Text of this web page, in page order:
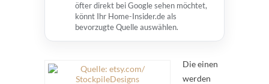
öfter direkt bei Google sehen möchtet,
könnt Ihr Home-Insider.de als
bevorzugte Quelle auswählen.
Die einen
werden